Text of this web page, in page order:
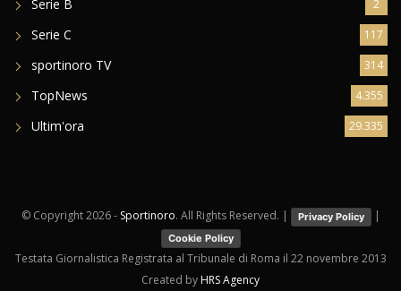
Serie B 2
Serie C 117
sportinoro TV 314
TopNews 4.355
Ultim'ora 29.335
© Copyright2026 - Sportinoro. All Rights Reserved. | Privacy Policy |
Cookie Policy
Testata Giornalistica Registrata al Tribunale di Roma il 22 novembre 2013
Created by HRS Agency